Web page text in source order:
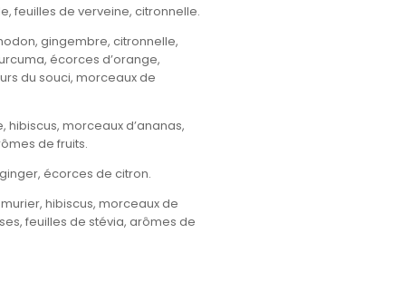
feuilles de verveine, citronnelle.
gingembre, citronnelle,
écorces d’orange,
du souci, morceaux de
hibiscus, morceaux d’ananas,
de fruits.
écorces de citron.
hibiscus, morceaux de
feuilles de stévia, arômes de